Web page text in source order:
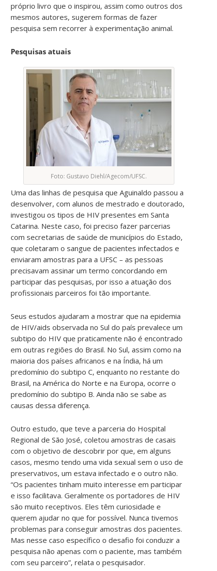
próprio livro que o inspirou, assim como outros dos
mesmos autores, sugerem formas de fazer
pesquisa sem recorrer à experimentação animal.
Pesquisas atuais
Foto: Gustavo Diehl/Agecom/UFSC.
Uma das linhas de pesquisa que Aguinaldo passou a
desenvolver, com alunos de mestrado e doutorado,
investigou os tipos de HIV presentes em Santa
Catarina. Neste caso, foi preciso fazer parcerias
com secretarias de saúde de municípios do Estado,
que coletaram o sangue de pacientes infectados e
enviaram amostras para a UFSC – as pessoas
precisavam assinar um termo concordando em
participar das pesquisas, por isso a atuação dos
profissionais parceiros foi tão importante.
Seus estudos ajudaram a mostrar que na epidemia
de HIV/aids observada no Sul do país prevalece um
subtipo do HIV que praticamente não é encontrado
em outras regiões do Brasil. No Sul, assim como na
maioria dos países africanos e na Índia, há um
predomínio do subtipo C, enquanto no restante do
Brasil, na América do Norte e na Europa, ocorre o
predomínio do subtipo B. Ainda não se sabe as
causas dessa diferença.
Outro estudo, que teve a parceria do Hospital
Regional de São José, coletou amostras de casais
com o objetivo de descobrir por que, em alguns
casos, mesmo tendo uma vida sexual sem o uso de
preservativos, um estava infectado e o outro não.
“Os pacientes tinham muito interesse em participar
e isso facilitava. Geralmente os portadores de HIV
são muito receptivos. Eles têm curiosidade e
querem ajudar no que for possível. Nunca tivemos
problemas para conseguir amostras dos pacientes.
Mas nesse caso específico o desafio foiconduzir a
pesquisa não apenascomo paciente, mas também
com seu parceiro”, relata o pesquisador.